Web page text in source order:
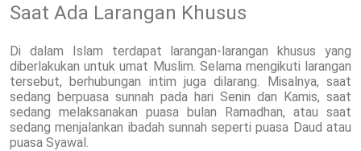
Saat Ada Larangan Khusus
Di dalam Islam terdapat larangan-larangan khusus yang
diberlakukan untuk umat Muslim. Selama mengikuti larangan
tersebut, berhubungan intim juga dilarang. Misalnya, saat
sedang berpuasa sunnah pada hari Senin dan Kamis, saat
sedang melaksanakan puasa bulan Ramadhan, atau saat
sedang menjalankan ibadah sunnah seperti puasa Daud atau
puasa Syawal.